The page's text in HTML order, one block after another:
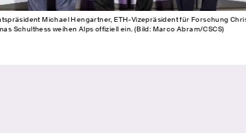
Michael Hengartner, ETH-Vizepräsident für Forschung
Schulthess weihen Alps offiziell ein. (Bild: Marco Abram/CSCS)